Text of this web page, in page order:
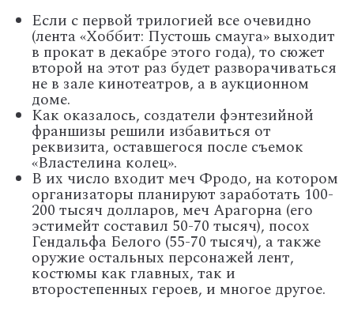
Если с первой трилогией все очевидно
(лента «Хоббит: Пустошь смауга» выходит
в прокат в декабре этого года), то сюжет
второй на этот раз будет разворачиваться
не в зале кинотеатров, а в аукционном
доме.
Как оказалось, создатели фэнтезийной
франшизы решили избавиться от
реквизита, оставшегося после съемок
«Властелина колец».
В их число входит меч Фродо, на котором
организаторы планируют заработать 100-
200 тысяч долларов, меч Арагорна (его
эстимейт составил 50-70 тысяч), посох
Гендальфа Белого (55-70 тысяч), а также
оружие остальных персонажей лент,
костюмы как главных, так и
второстепенных героев, и многое другое.